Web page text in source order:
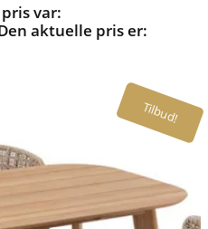
var:
aktuelle pris er:
Tilbud!